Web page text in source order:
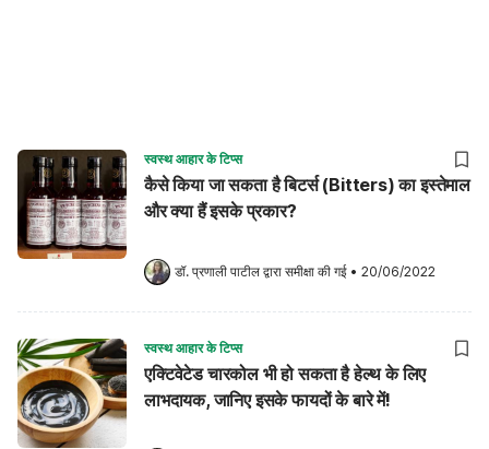
स्वस्थ आहार के टिप्स
कैसे किया जा सकता है बिटर्स (Bitters) का इस्तेमाल
और क्या हैं इसके प्रकार?
डॉ. प्रणाली पाटील द्वारा समीक्षा की गई • 20/06/2022
स्वस्थ आहार के टिप्स
एक्टिवेटेड चारकोल भी हो सकता है हेल्थ के लिए
लाभदायक, जानिए इसके फायदों के बारे में!